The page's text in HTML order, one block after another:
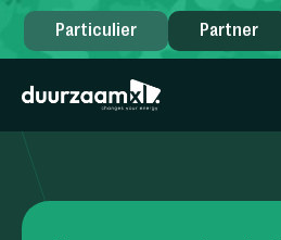
Particulier Partner